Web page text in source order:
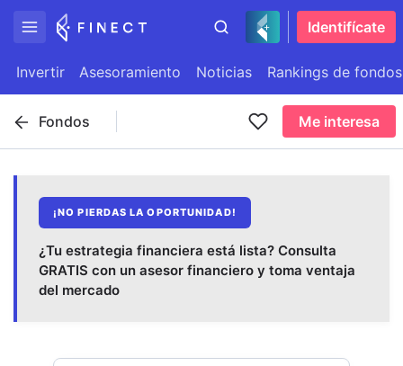
Identifícate
Invertir Asesoramiento Noticias Rankings de fondos
Fondos Me interesa
¡NO PIERDAS LA OPORTUNIDAD!
¿Tu estrategia financiera está lista? Consulta
GRATIS con un asesor financiero y toma ventaja
del mercado